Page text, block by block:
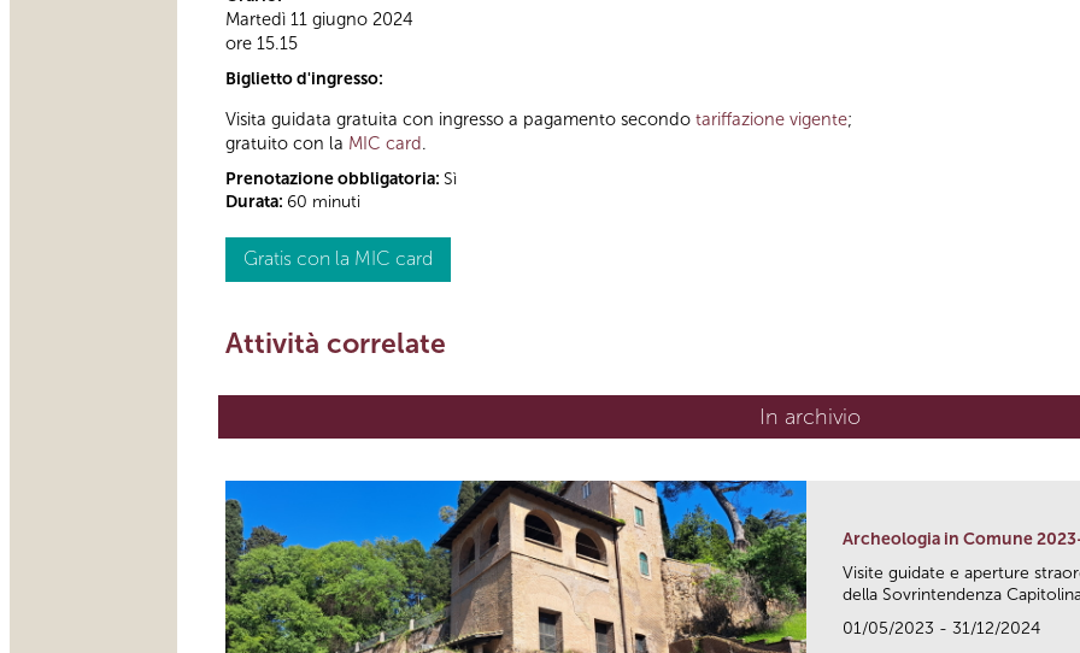
Martedì 11 giugno 2024
ore 15.15
Biglietto d'ingresso:
Visita guidata gratuita con ingresso a pagamento secondo tariffazione vigente;
gratuito con la MIC card.
Prenotazione obbligatoria: Sì
Durata: 60 minuti
Gratis con la MIC card
Attività correlate
In archivio
Archeologia in Comune
Visite guidate e aperture
della Sovrintendenza
01/05/2023 - 31/12/2024